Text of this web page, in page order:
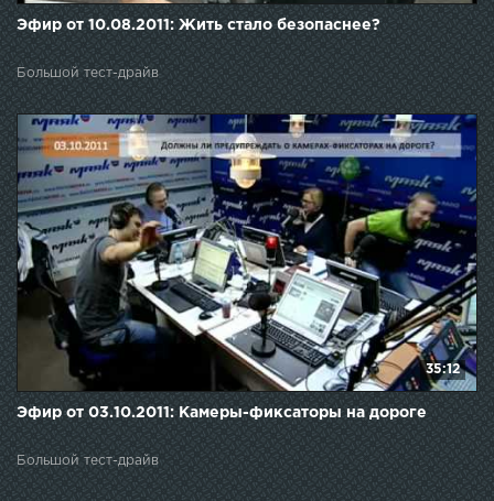
Эфир от 10.08.2011: Жить стало безопаснее?
Большой тест-драйв
35:12
Эфир от 03.10.2011: Камеры-фиксаторы на дороге
Большой тест-драйв